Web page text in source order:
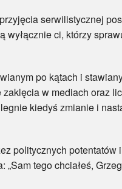
serwilistycznej
wyłącznie ci, którzy
po kątach i
w mediach oraz
kiedyś zmianie i
politycznych potentatów
tego chciałeś,